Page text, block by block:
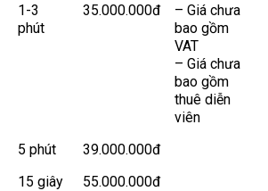
1-3
phút
35.000.000đ
– Giá chưa
bao gồm
VAT
– Giá chưa
bao gồm
thuê diễn
viên
5 phút
39.000.000đ
15 giây 55.000.000đ